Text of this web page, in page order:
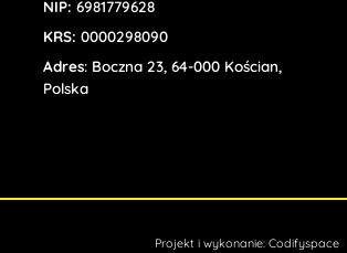
NIP: 6981779628
KRS: 0000298090
Adres: Boczna 23, 64-000 Kościan,
Polska
Projekt i wykonanie: Codifyspace